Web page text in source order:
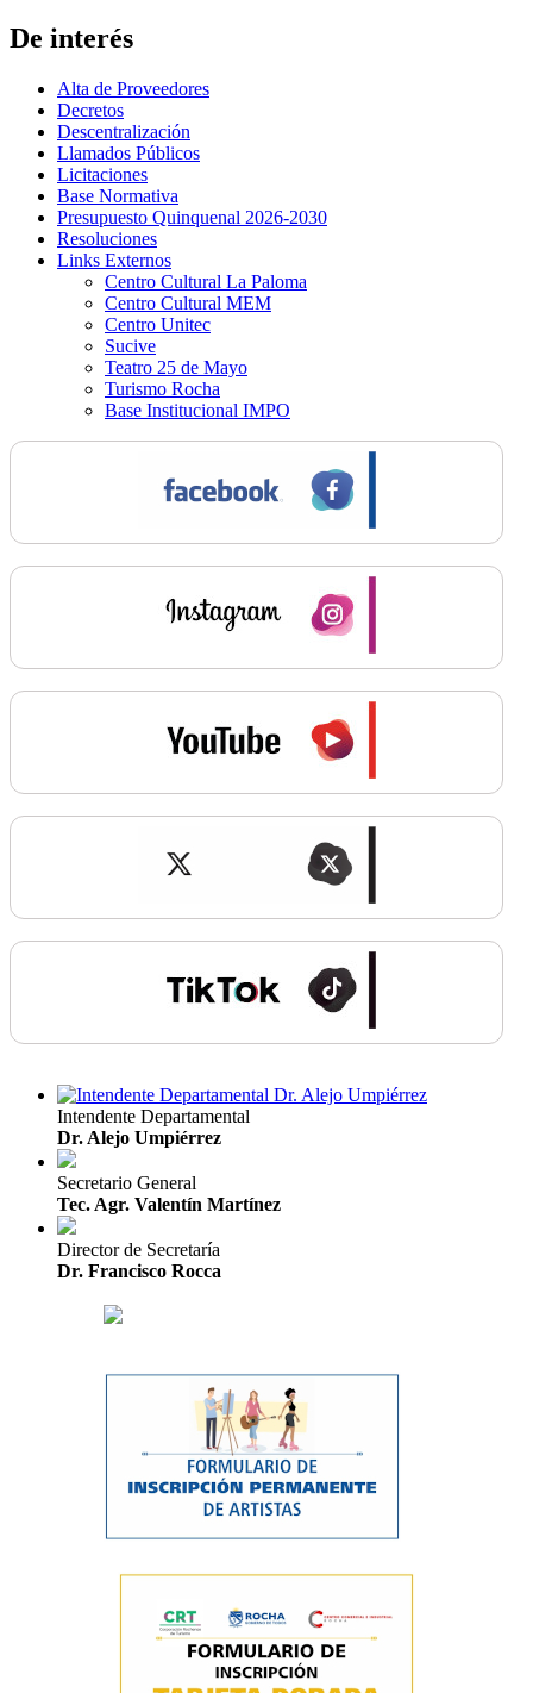
De interés
Alta de Proveedores
Decretos
Descentralización
Llamados Públicos
Licitaciones
Base Normativa
Presupuesto Quinquenal 2026-2030
Resoluciones
Links Externos
Centro Cultural La Paloma
Centro Cultural MEM
Centro Unitec
Sucive
Teatro 25 de Mayo
Turismo Rocha
Base Institucional IMPO
Intendente Departamental
Dr. Alejo Umpiérrez
Secretario General
Tec. Agr. Valentín Martínez
Director de Secretaría
Dr. Francisco Rocca